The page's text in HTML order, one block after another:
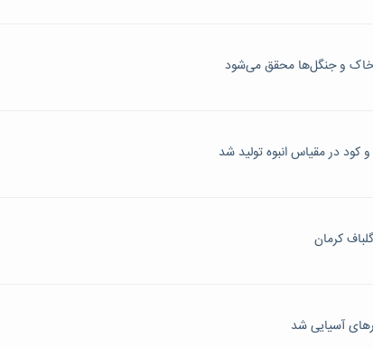
خاک و جنگل‌ها محقق می‌شود
در مقیاس انبوه تولید شد
کرمان
آسیایی شد